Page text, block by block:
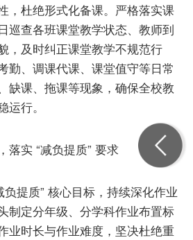
，杜绝形式化备课。严格落实课
巡查各班课堂教学状态、教师到
，及时纠正课堂教学不规范行
勤、调课代课、课堂值守等日常
缺课、拖课等现象，确保全校教
行。
落实 “减负提质” 要求
提质” 核心目标，持续深化作业
制定分年级、分学科作业布置标
业时长与作业难度，坚决杜绝重